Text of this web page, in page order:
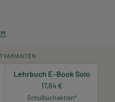
Lehrbuch E-Book Solo
17,64 €
Schulbuchaktion*